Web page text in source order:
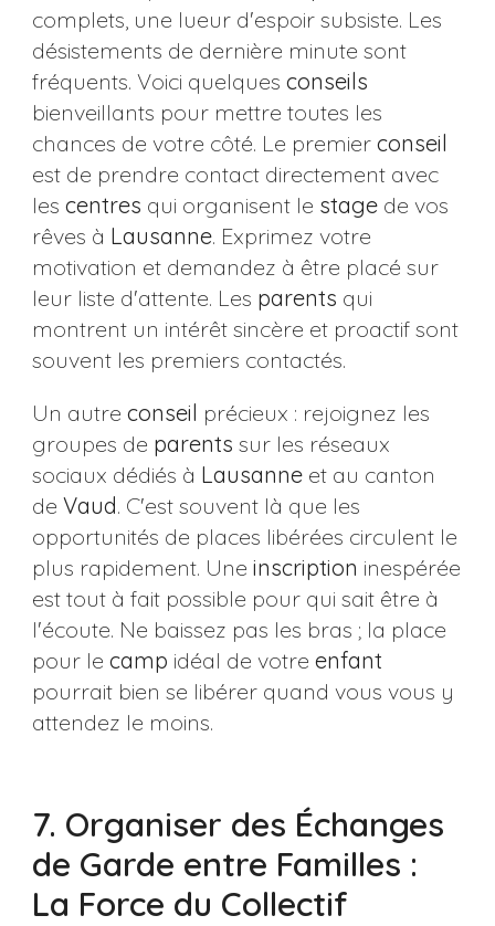
complets, une lueur d'espoir subsiste. Les
désistements de dernière minute sont
fréquents. Voici quelques conseils
bienveillants pour mettre toutes les
chances de votre côté. Le premier conseil
est de prendre contact directement avec
les centres qui organisent le stagede vos
rêves à Lausanne. Exprimez votre
motivation et demandez à être placé sur
leur liste d'attente. Les parents qui
montrent un intérêt sincère et proactif sont
souvent les premiers contactés.
Un autre conseil précieux : rejoignez les
groupes de parents sur les réseaux
sociaux dédiés à Lausanneet au canton
de Vaud. C'est souvent là que les
opportunités de places libérées circulent le
plus rapidement. Une inscription inespérée
est tout à fait possible pour qui sait être à
l'écoute. Ne baissez pas les bras ; la place
pour le camp idéal de votre enfant
pourrait bien se libérer quand vous vous y
attendez le moins.
7. Organiser des Échanges
de Garde entre Familles :
La Force du Collectif